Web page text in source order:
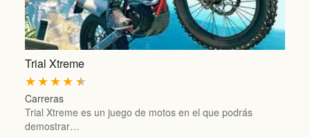
Trial Xtreme
★
★
★
★
★
Carreras
Trial Xtreme es un juego de motos en el que podrás
demostrar…